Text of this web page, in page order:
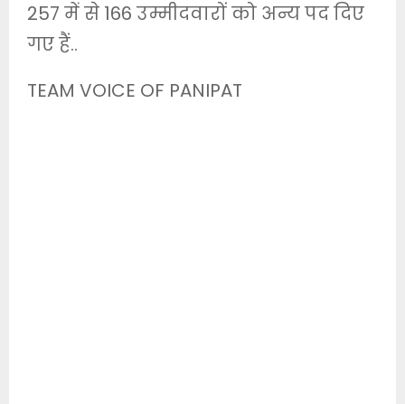
257 में से 166 उम्मीदवारों को अन्य पद दिए
गए हैं..
TEAM VOICE OF PANIPAT